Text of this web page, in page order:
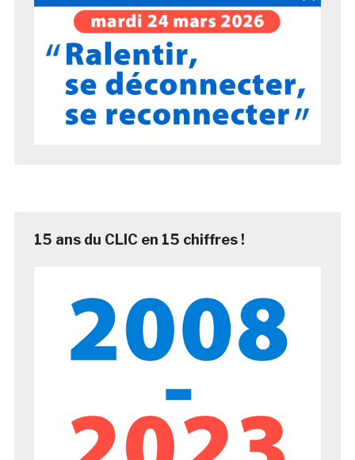
15 ans du CLIC en 15 chiffres !